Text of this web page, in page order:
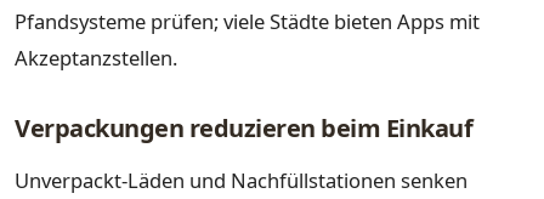
Pfandsysteme prüfen; viele Städte bieten Apps mit
Akzeptanzstellen.
Verpackungen reduzieren beim Einkauf
Unverpackt-Läden und Nachfüllstationen senken